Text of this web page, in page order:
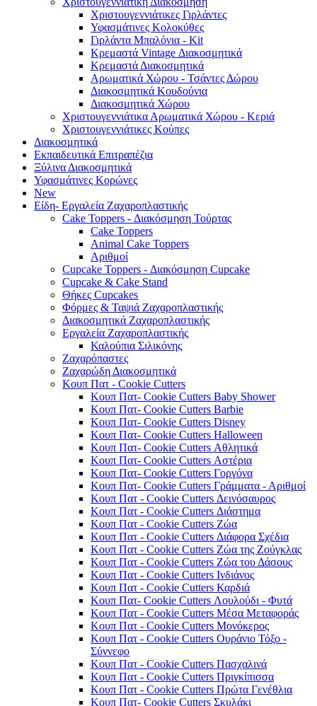
Χριστουγεννιάτικες Γιρλάντες
Υφασμάτινες Κολοκύθες
Γιρλάντα Μπαλόνια - Kit
Κρεμαστά Vintage Διακοσμητικά
Κρεμαστά Διακοσμητικά
Αρωματικά Χώρου - Τσάντες Δώρου
Διακοσμητικά Κουδούνια
Διακοσμητικά Χώρου
Χριστουγεννιάτικα Αρωματικά Χώρου - Κεριά
Χριστουγεννιάτικες Κούπες
Διακοσμητικά
Εκπαιδευτικά Επιτραπέζια
Ξύλινα Διακοσμητικά
Υφασμάτινες Κορώνες
New
Είδη- Εργαλεία Ζαχαροπλαστικής
Cake Toppers - Διακόσμηση Τούρτας
Cake Toppers
Animal Cake Toppers
Αριθμοί
Cupcake Toppers - Διακόσμηση Cupcake
Cupcake & Cake Stand
Θήκες Cupcakes
Φόρμες & Ταψιά Ζαχαροπλαστικής
Διακοσμητικά Ζαχαροπλαστικής
Εργαλεία Ζαχαροπλαστικής
Καλούπια Σιλικόνης
Ζαχαρόπαστες
Ζαχαρώδη Διακοσμητικά
Κουπ Πατ - Cookie Cutters
Κουπ Πατ- Cookie Cutters Baby Shower
Κουπ Πατ- Cookie Cutters Barbie
Κουπ Πατ- Cookie Cutters Disney
Κουπ Πατ- Cookie Cutters Halloween
Κουπ Πατ- Cookie Cutters Αθλητικά
Κουπ Πατ- Cookie Cutters Αστέρια
Κουπ Πατ- Cookie Cutters Γοργόνα
Κουπ Πατ- Cookie Cutters Γράμματα - Αριθμοί
Κουπ Πατ - Cookie Cutters Δεινόσαυρος
Κουπ Πατ - Cookie Cutters Διάστημα
Κουπ Πατ - Cookie Cutters Ζώα
Κουπ Πατ - Cookie Cutters Διάφορα Σχέδια
Κουπ Πατ - Cookie Cutters Ζώα της Ζούγκλας
Κουπ Πατ - Cookie Cutters Ζώα του Δάσους
Κουπ Πατ - Cookie Cutters Ινδιάνος
Κουπ Πατ - Cookie Cutters Καρδιά
Κουπ Πατ- Cookie Cutters Λουλούδι - Φυτά
Κουπ Πατ - Cookie Cutters Μέσα Μεταφοράς
Κουπ Πατ - Cookie Cutters Μονόκερος
Κουπ Πατ - Cookie Cutters Ουράνιο Τόξο -
Σύννεφο
Κουπ Πατ - Cookie Cutters Πασχαλινά
Κουπ Πατ - Cookie Cutters Πριγκίπισσα
Κουπ Πατ - Cookie Cutters Πρώτα Γενέθλια
Κουπ Πατ- Cookie Cutters Σκυλάκι